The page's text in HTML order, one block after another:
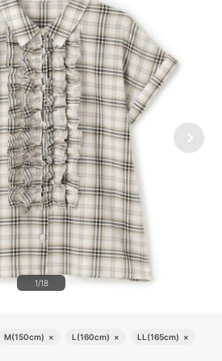
1/18
M(150cm) × L(160cm) × LL(165cm) ×